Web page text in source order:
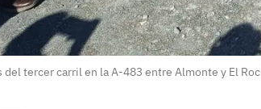
del tercer carril en la A-483 entre Almonte y El